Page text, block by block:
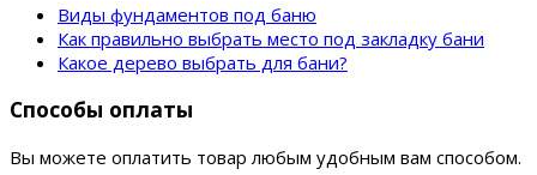
Виды фундаментов под баню
Как правильно выбрать место под закладку бани
Какое дерево выбрать для бани?
Способы оплаты
Вы можете оплатить товар любым удобным вам способом.